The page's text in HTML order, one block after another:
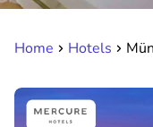
Home Hotels